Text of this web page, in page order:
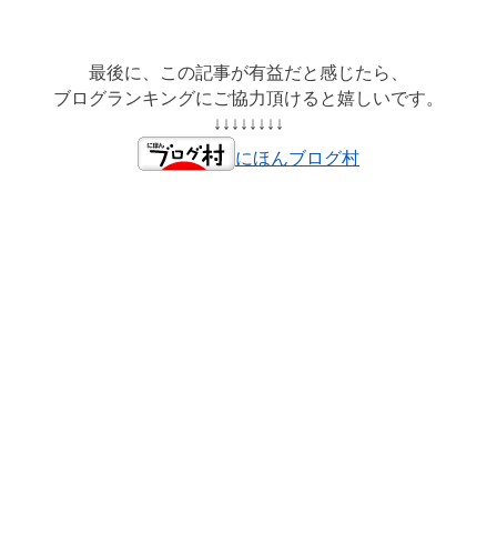
最後に、この記事が有益だと感じたら、
ブログランキングにご協力頂けると嬉しいです。
↓↓↓↓↓↓↓↓
にほんブログ村